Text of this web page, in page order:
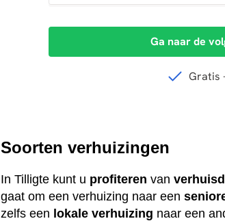
Soorten verhuizingen
In Tilligte kunt u profiteren van
gaat om een verhuizing naar een
zelfs een lokale verhuizing naar een